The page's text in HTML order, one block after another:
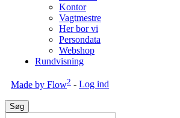
Kontor
Vagtmestre
Her bor vi
Persondata
Webshop
Rundvisning
Made by Flow2 - Log ind